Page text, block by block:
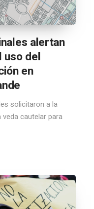
alertan
uso del
en
solicitaron a la
cautelar para